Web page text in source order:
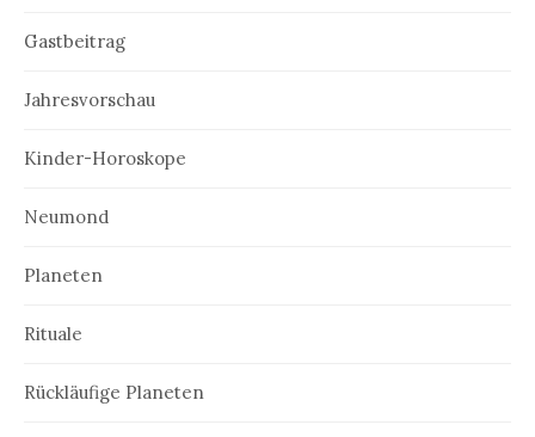
Gastbeitrag
Jahresvorschau
Kinder-Horoskope
Neumond
Planeten
Rituale
Rückläufige Planeten